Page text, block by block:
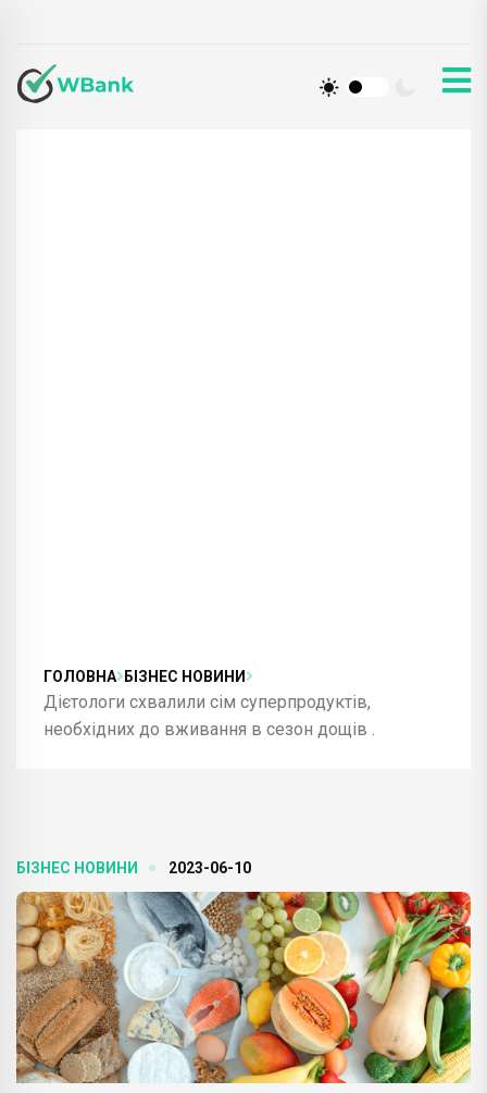
ГОЛОВНА БІЗНЕС НОВИНИ
Дієтологи схвалили сім суперпродуктів,
необхідних до вживання в сезон дощів .
БІЗНЕС НОВИНИ 2023-06-10